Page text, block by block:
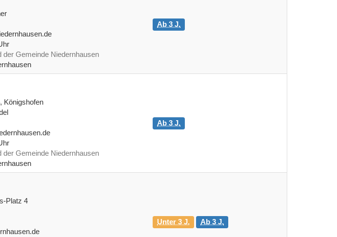
der Gemeinde Niedernhausen
Ab 3 J.
Königshofen
der Gemeinde Niedernhausen
Ab 3 J.
Platz 4
Unter 3 J. Ab 3 J.